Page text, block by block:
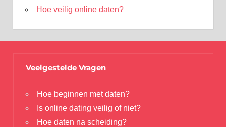
Hoe veilig online daten?
Veelgestelde Vragen
Hoe beginnen met daten?
Is online dating veilig of niet?
Hoe daten na scheiding?